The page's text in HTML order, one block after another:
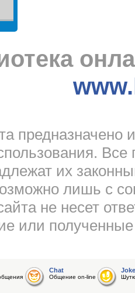
предназначено
их
лишь с
не несет
или
Chat
Общение on-line
Joke